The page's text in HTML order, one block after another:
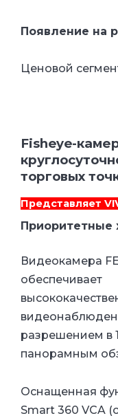
Появление на
Ценовой
Fisheye-
торговых
Представляет
Приоритетные
Видеокамера
обеспечивает
разрешением в
панорамным
Оснащенная
Smart 360 VCA